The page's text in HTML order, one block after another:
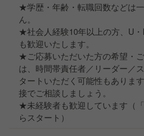
★学歴・年齢・転職回数などは
ん。
★社会人経験10年以上の方、U
も歓迎いたします。
★ご応募いただいた方の希望・
は、時間帯責任者／リーダー／
タートいただく可能性もありま
接でご相談しましょう。
★未経験者も歓迎しています（
らスタート）